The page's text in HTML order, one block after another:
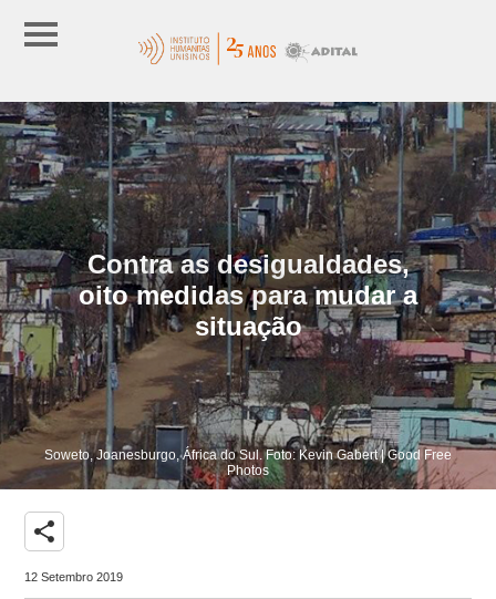
Contra as desigualdades,
oito medidas para mudar a
situação
Soweto, Joanesburgo, África do Sul. Foto: Kevin Gabert | Good Free
Photos
share
12 Setembro 2019